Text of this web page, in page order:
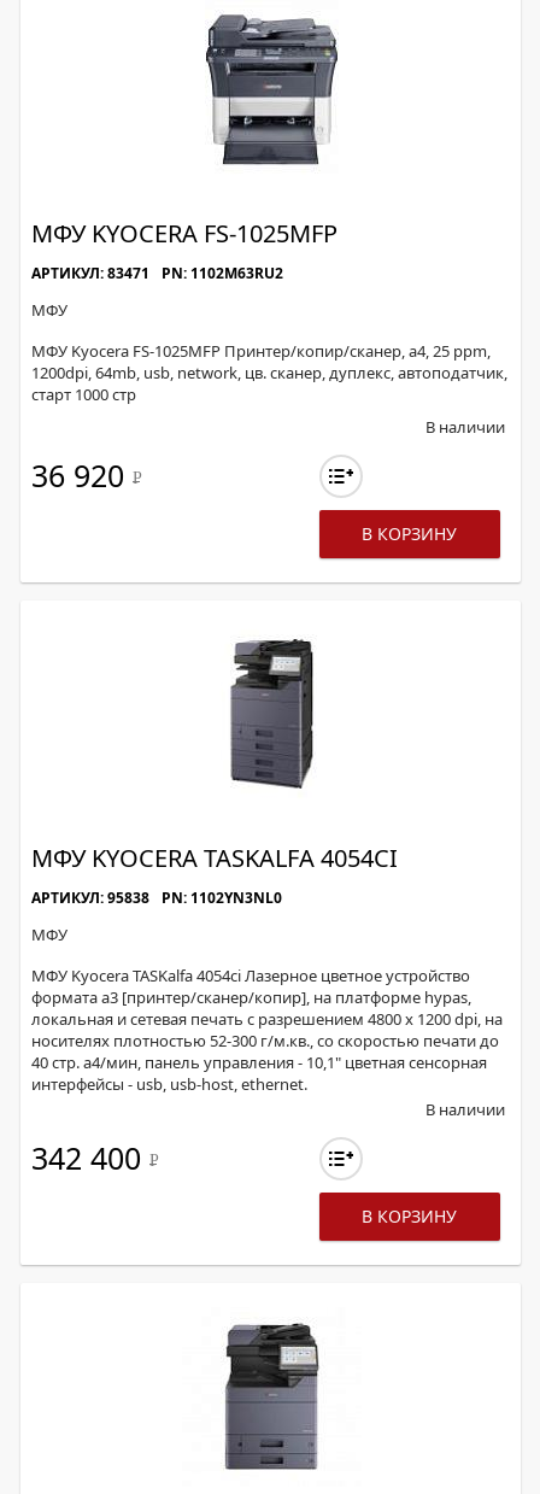
МФУ KYOCERA FS-1025MFP
АРТИКУЛ: 83471 PN: 1102M63RU2
МФУ
МФУ Kyocera FS-1025MFP Принтер/копир/сканер, а4, 25 ppm,
1200dpi, 64mb, usb, network, цв. сканер, дуплекс, автоподатчик,
старт 1000 стр
В наличии
36 920 Р
В КОРЗИНУ
МФУ KYOCERA TASKALFA 4054CI
АРТИКУЛ: 95838 PN: 1102YN3NL0
МФУ
МФУ Kyocera TASKalfa 4054ci Лазерное цветное устройство
формата a3 [принтер/сканер/копир], на платформе hypas,
локальная и сетевая печать с разрешением 4800 х 1200 dpi, на
носителях плотностью 52-300 г/м.кв., со скоростью печати до
40 стр. а4/мин, панель управления - 10,1" цветная сенсорная
интерфейсы - usb, usb-host, ethernet.
В наличии
342 400 Р
В КОРЗИНУ